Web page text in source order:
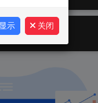
非洲
示 关闭